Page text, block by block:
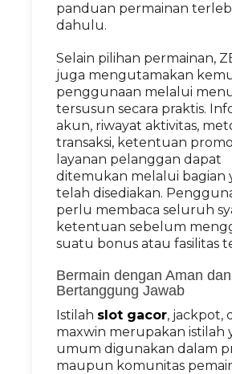
panduan permainan
dahulu.
Selain pilihan permainan,
juga mengutamakan
penggunaan melalui
tersusun secara praktis.
akun, riwayat aktivitas,
transaksi, ketentuan
layanan pelanggan dapat
ditemukan melalui bagian
telah disediakan.
perlu membaca seluruh
ketentuan sebelum
suatu bonus atau fasilitas
Bermain dengan Aman dan
Bertanggung Jawab
Istilah slot gacor, jackpot,
maxwin merupakan istilah
umum digunakan dalam
maupun komunitas